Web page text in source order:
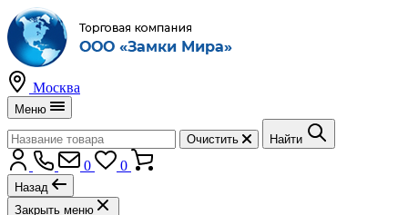
Москва
Меню
Очистить Найти
0 0
Назад
Закрыть меню